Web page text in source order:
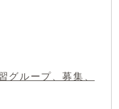
グループ、募集、